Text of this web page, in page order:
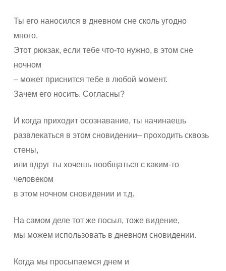
Ты его наносился в дневном сне сколь угодно
много.
Этот рюкзак, если тебе что-то нужно, в этом сне
ночном
– может приснится тебе в любой момент.
Зачем его носить. Согласны?
И когда приходит осознавание, ты начинаешь
развлекаться в этом сновидении– проходить сквозь
стены,
или вдруг ты хочешь пообщаться с каким-то
человеком
в этом ночном сновидении и т.д.
На самом деле тот же посыл, тоже видение,
мы можем использовать в дневном сновидении.
Когда мы просыпаемся днем и